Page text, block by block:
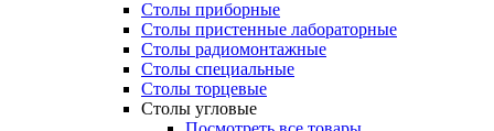
Столы приборные
Столы пристенные лабораторные
Столы радиомонтажные
Столы специальные
Столы торцевые
Столы угловые